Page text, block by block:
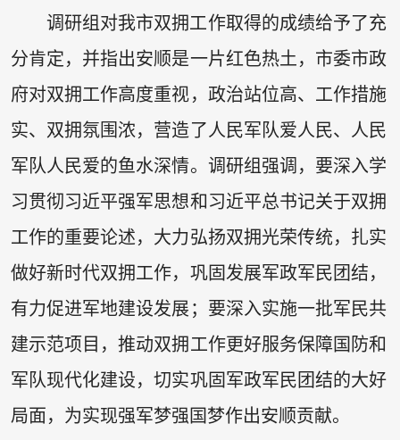
调研组对我市双拥工作取得的成绩给予了充
分肯定，并指出安顺是一片红色热土，市委市政
府对双拥工作高度重视，政治站位高、工作措施
实、双拥氛围浓，营造了人民军队爱人民、人民
军队人民爱的鱼水深情。调研组强调，要深入学
习贯彻习近平强军思想和习近平总书记关于双拥
工作的重要论述，大力弘扬双拥光荣传统，扎实
做好新时代双拥工作，巩固发展军政军民团结，
有力促进军地建设发展；要深入实施一批军民共
建示范项目，推动双拥工作更好服务保障国防和
军队现代化建设，切实巩固军政军民团结的大好
局面，为实现强军梦强国梦作出安顺贡献。